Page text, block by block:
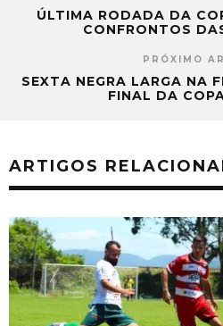
ÚLTIMA RODADA DA
CONFRONTOS
PRÓXIMO
SEXTA NEGRA LARGA NA
FINAL DA
ARTIGOS